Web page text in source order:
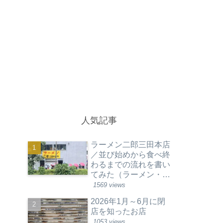
人気記事
ラーメン二郎三田本店
／並び始めから食べ終
わるまでの流れを書い
てみた（ラーメン・東
京都港区）
1569 views
2026年1月～6月に閉
店を知ったお店